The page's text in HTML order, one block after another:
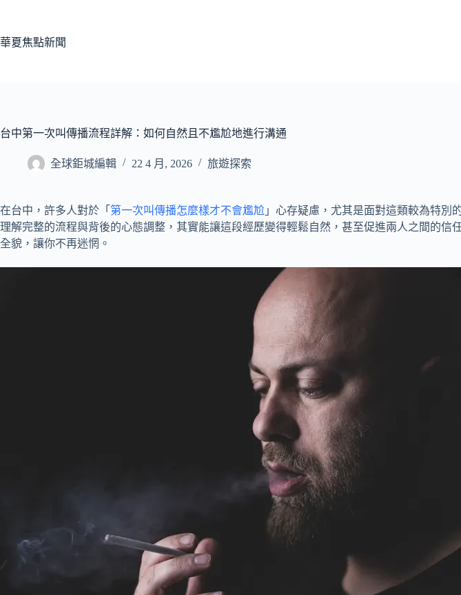
主
華夏焦點新聞
台中第一次叫傳播流程詳解：如何自然且不尷尬地進行溝通
全球鉅城編輯 22 4 月, 2026 旅遊探索
在台中，許多人對於「 第一次叫傳播怎麼樣才不會尷尬 」心存疑慮，尤其是面對這類較為特別
理解完整的流程與背後的心態調整，其實能讓這段經歷變得輕鬆自然，甚至促進兩人之間的
全貌，讓你不再迷惘。